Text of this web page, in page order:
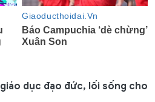
dục đạo đức, lối sống cho